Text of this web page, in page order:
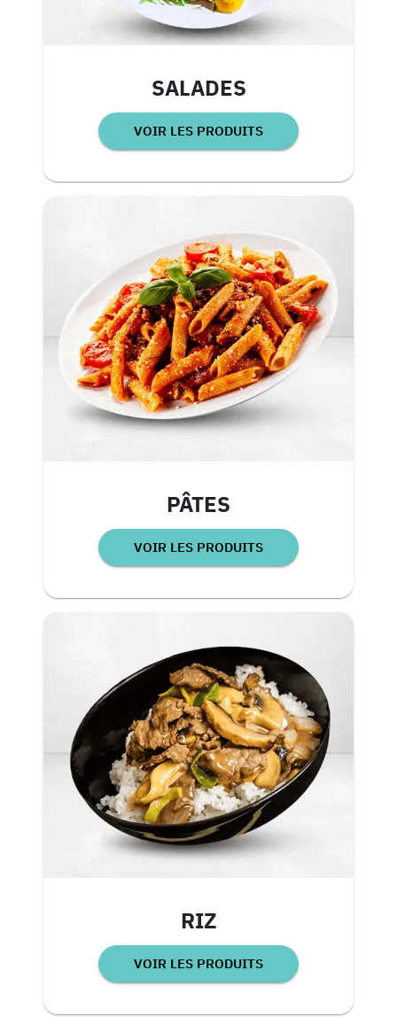
SALADES
VOIR LES PRODUITS
PÂTES
VOIR LES PRODUITS
RIZ
VOIR LES PRODUITS